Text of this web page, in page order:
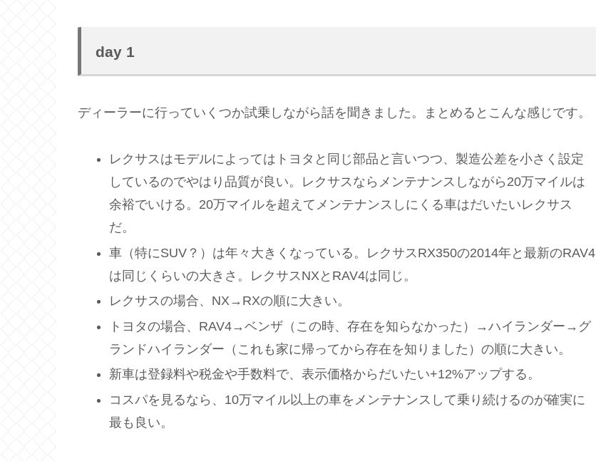
day 1
ディーラーに行っていくつか試乗しながら話を聞きました。まとめるとこんな感じです。
レクサスはモデルによってはトヨタと同じ部品と言いつつ、製造公差を小さく設定
しているのでやはり品質が良い。レクサスならメンテナンスしながら20万マイルは
余裕でいける。20万マイルを超えてメンテナンスしにくる車はだいたいレクサス
だ。
車（特にSUV？）は年々大きくなっている。レクサスRX350の2014年と最新のRAV4
は同じくらいの大きさ。レクサスNXとRAV4は同じ。
レクサスの場合、NX→RXの順に大きい。
トヨタの場合、RAV4→ベンザ（この時、存在を知らなかった）→ハイランダー→グ
ランドハイランダー（これも家に帰ってから存在を知りました）の順に大きい。
新車は登録料や税金や手数料で、表示価格からだいたい+12%アップする。
コスパを見るなら、10万マイル以上の車をメンテナンスして乗り続けるのが確実に
最も良い。